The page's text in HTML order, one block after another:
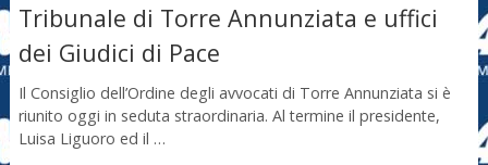
Tribunale di Torre Annunziata e uffici
dei Giudici di Pace
Il Consiglio dell’Ordine degli avvocati di Torre Annunziata si è
riunito oggi in seduta straordinaria. Al termine il presidente,
Luisa Liguoro ed il …